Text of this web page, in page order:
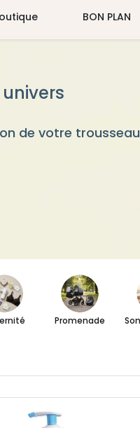
BON PLAN
de votre trousseau
Promenade